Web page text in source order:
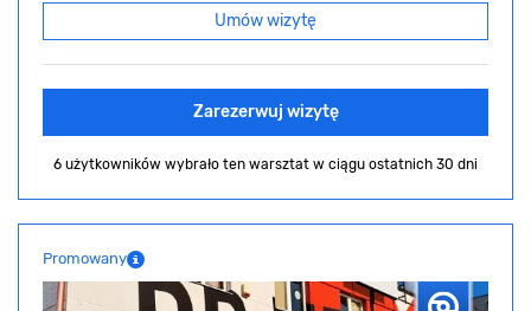
Umów wizytę
Zarezerwuj wizytę
6 użytkowników wybrało ten warsztat w ciągu ostatnich 30 dni
Promowany